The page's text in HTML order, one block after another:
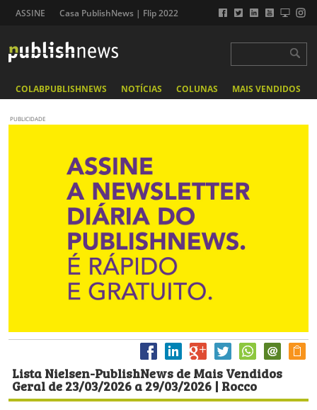
ASSINE Casa PublishNews | Flip 2022
COLABPUBLISHNEWS NOTÍCIAS COLUNAS MAIS VENDIDOS
PUBLICIDADE
Lista Nielsen-PublishNews de Mais Vendidos
Geral de 23/03/2026 a 29/03/2026 | Rocco